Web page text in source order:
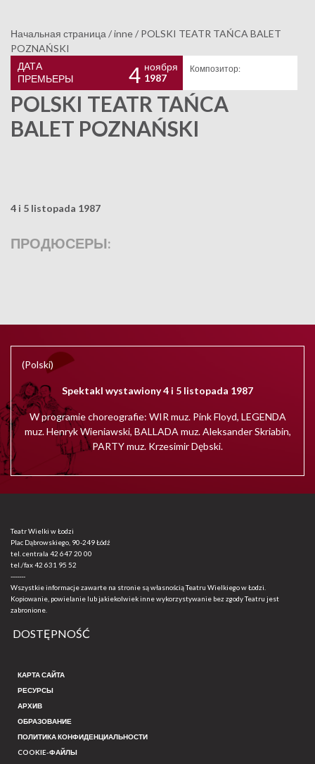
Начальная страница /inne/ POLSKI TEATR TAŃCA BALET
POZNAŃSKI
ДАТА
ПРЕМЬЕРЫ
4 ноября
1987
Композитор:
POLSKI TEATR TAŃCA
BALET POZNAŃSKI
4 i 5 listopada 1987
ПРОДЮСЕРЫ:
(Polski)
Spektakl wystawiony 4 i 5 listopada 1987
W programie choreografie: WIR muz. Pink Floyd, LEGENDA
muz. Henryk Wieniawski, BALLADA muz. Aleksander Skriabin,
PARTY muz. Krzesimir Dębski.
Teatr Wielki w Łodzi
Plac Dąbrowskiego, 90-249 Łódź
tel. centrala 42 647 20 00
tel./fax42 631 95 52
-------
Wszystkie informacje zawarte na stronie są własnością Teatru Wielkiego w Łodzi.
Kopiowanie, powielanie lub jakiekolwiek inne wykorzystywanie bez zgody Teatru jest
zabronione.
DOSTĘPNOŚĆ
КАРТА САЙТА
РЕСУРСЫ
АРХИВ
ОБРАЗОВАНИЕ
ПОЛИТИКА КОНФИДЕНЦИАЛЬНОСТИ
COOKIE-ФАЙЛЫ